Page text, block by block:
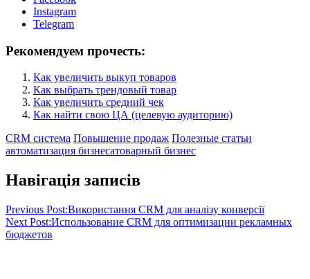
Instagram
Telegram
Рекомендуем прочесть:
Как увеличить выкуп товаров
Как выбрать трендовый товар
Как увеличить средний чек
Как найти свою ЦА (целевую аудиторию)
CRM система Повышение продаж Полезные статьи
автоматизация бизнесатоварный бизнес
Навігація записів
Previous Post:Використання CRM для аналізу конверсії
Next Post:Использование CRM для оптимизации рекламных
бюджетов